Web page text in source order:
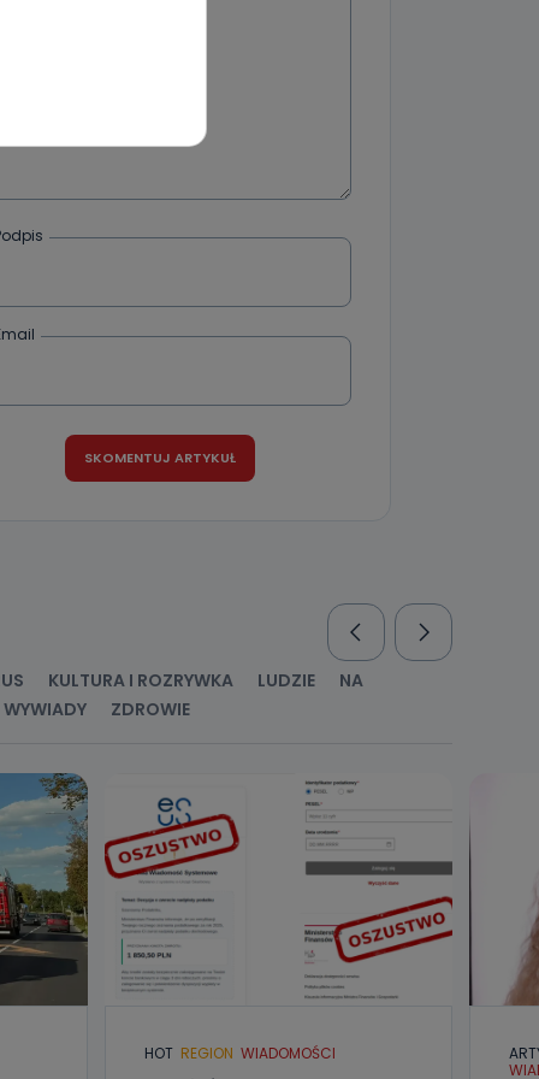
oraz
Wolności
od
KULTURA I ROZRYWKA LUDZIE
NA
WYWIADY ZDROWIE
HOT REGION WIADOMOŚCI